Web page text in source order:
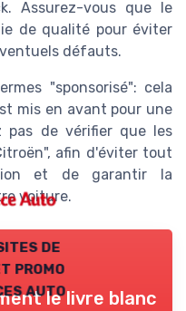
Assurez-vous que le
de qualité pour éviter
défauts.
"sponsorisé": cela
mis en avant pour une
pas de vérifier que les
afin d'éviter tout
et de garantir la
voiture.
de
promo
auto
le livre blanc